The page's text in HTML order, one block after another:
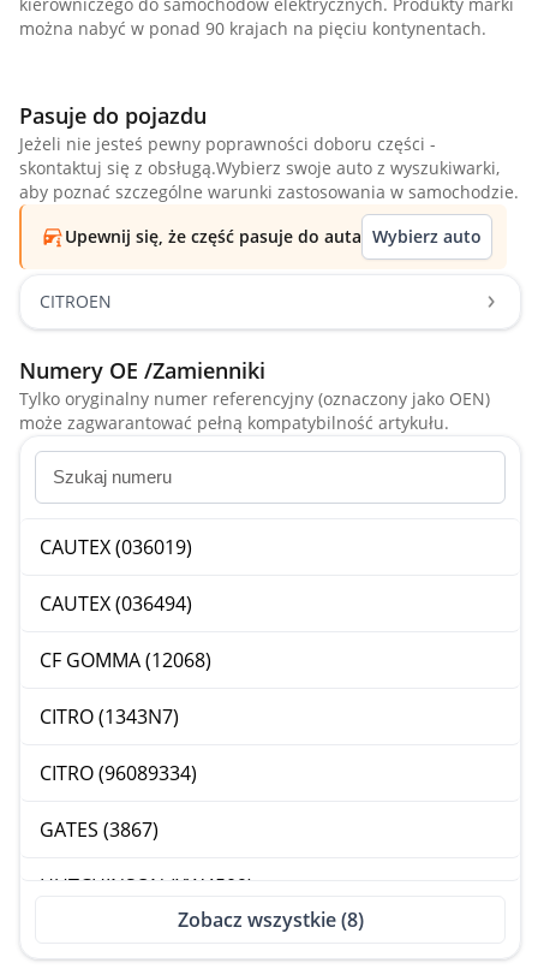
można nabyć w ponad 90 krajach na pięciu kontynentach.
Pasuje do pojazdu
Jeżeli nie jesteś pewny poprawności doboru części -
skontaktuj się z obsługą.Wybierz swoje auto z wyszukiwarki,
aby poznać szczególne warunki zastosowania w samochodzie.
Upewnij się, że część pasuje do auta Wybierz auto
CITROEN
Numery OE /Zamienniki
Tylko oryginalny numer referencyjny (oznaczony jako OEN)
może zagwarantować pełną kompatybilność artykułu.
CAUTEX (036019)
CAUTEX (036494)
CF GOMMA (12068)
CITRO (1343N7)
CITRO (96089334)
GATES (3867)
HUTCHINSON (XW4509)
Zobacz wszystkie (8)